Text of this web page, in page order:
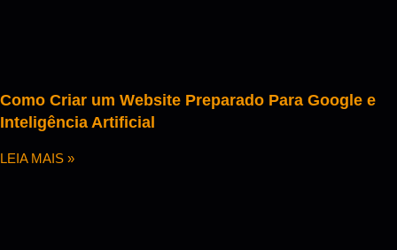
Como Criar um Website Preparado Para Google e
Inteligência Artificial
LEIA MAIS »